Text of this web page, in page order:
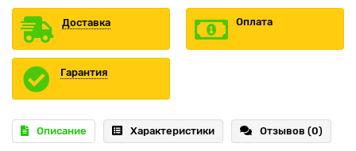
Доставка Оплата
Гарантия
Описание Характеристики Отзывов (0)